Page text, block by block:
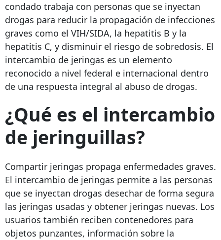
condado trabaja con personas que se inyectan
drogas para reducir la propagación de infecciones
graves como el VIH/SIDA, la hepatitis B y la
hepatitis C, y disminuir el riesgo de sobredosis. El
intercambio de jeringas es un elemento
reconocido a nivel federal e internacional dentro
de una respuesta integral al abuso de drogas.
¿Qué es el intercambio
de jeringuillas?
Compartir jeringas propaga enfermedades graves.
El intercambio de jeringas permite a las personas
que se inyectan drogas desechar de forma segura
las jeringas usadas y obtener jeringas nuevas. Los
usuarios también reciben contenedores para
objetos punzantes, información sobre la